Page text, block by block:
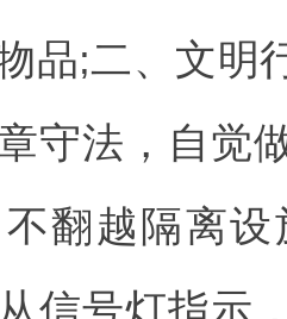
品;二、文明
守法，自觉
翻越隔离
信号灯指示